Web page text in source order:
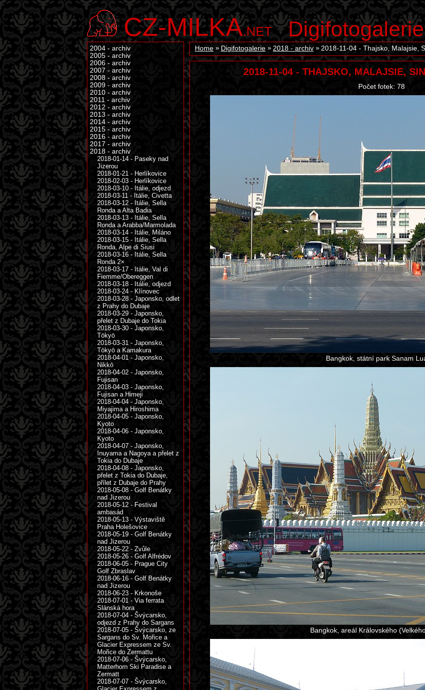
CZ-MILKA.NET Digifotogalerie
Home Digifotogalerie 2018 - archiv 2018-11-04 - Thajsko, Malajsie,
2018-11-04 - THAJSKO, MALAJSIE,
Počet fotek: 78
Bangkok, státní park Sanam
Bangkok, areál Královského
2004 - archiv
2005 - archiv
2006 - archiv
2007 - archiv
2008 - archiv
2009 - archiv
2010 - archiv
2011 - archiv
2012 - archiv
2013 - archiv
2014 - archiv
2015 - archiv
2016 - archiv
2017 - archiv
2018 - archiv
2018-01-14 - Paseky nad
Jizerou
2018-01-21 - Herlíkovice
2018-02-03 - Herlíkovice
2018-03-10 - Itálie, odjezd
2018-03-11 - Itálie, Civetta
2018-03-12 - Itálie, Sella
Ronda a Alta Badia
2018-03-13 - Itálie, Sella
Ronda a Arabba/Marmolada
2018-03-14 - Itálie, Miláno
2018-03-15 - Itálie, Sella
Ronda, Alpe di Siusi
2018-03-16 - Itálie, Sella
Ronda 2×
2018-03-17 - Itálie, Val di
Fiemme/Obereggen
2018-03-18 - Itálie, odjezd
2018-03-24 - Klínovec
2018-03-28 - Japonsko, odlet
z Prahy do Dubaje
2018-03-29 - Japonsko,
přelet z Dubaje do Tokia
2018-03-30 - Japonsko,
Tōkyō
2018-03-31 - Japonsko,
Tōkyō a Kamakura
2018-04-01 - Japonsko,
Nikkō
2018-04-02 - Japonsko,
Fujisan
2018-04-03 - Japonsko,
Fujisan a Himeji
2018-04-04 - Japonsko,
Miyajima a Hiroshima
2018-04-05 - Japonsko,
Kyoto
2018-04-06 - Japonsko,
Kyoto
2018-04-07 - Japonsko,
Inuyama a Nagoya a přelet z
Tokia do Dubaje
2018-04-08 - Japonsko,
přelet z Tokia do Dubaje,
přílet z Dubaje do Prahy
2018-05-08 - Golf Benátky
nad Jizerou
2018-05-12 - Festival
ambasád
2018-05-13 - Výstaviště
Praha Holešovice
2018-05-19 - Golf Benátky
nad Jizerou
2018-05-22 - Zvůle
2018-05-26 - Golf Alfrédov
2018-06-05 - Prague City
Golf Zbraslav
2018-06-16 - Golf Benátky
nad Jizerou
2018-06-23 - Krkonoše
2018-07-01 - Via ferrata
Slánská hora
2018-07-04 - Švýcarsko,
odjezd z Prahy do Sargans
2018-07-05 - Švýcarsko, ze
Sargans do Sv. Mořice a
Glacier Expressem ze Sv.
Mořice do Zermattu
2018-07-06 - Švýcarsko,
Matterhorn Ski Paradise a
Zermatt
2018-07-07 - Švýcarsko,